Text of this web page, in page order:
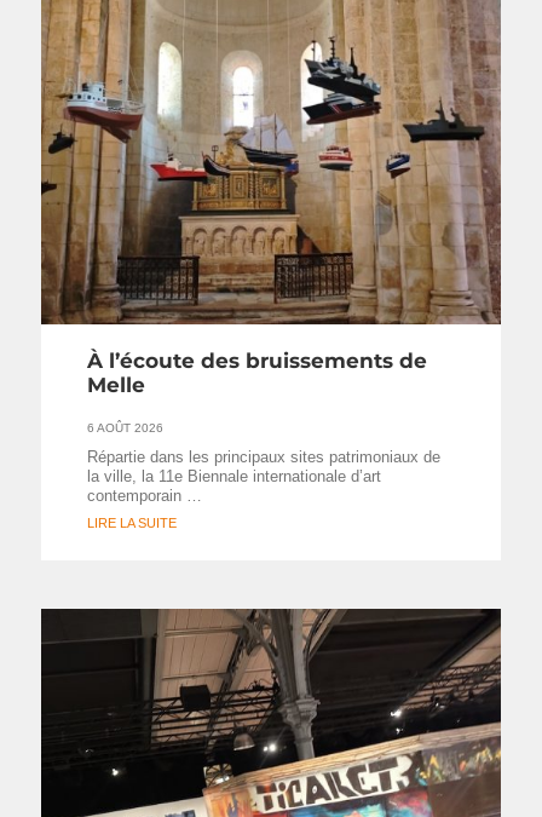
À l’écoute des bruissements de
Melle
6 AOÛT 2026
Répartie dans les principaux sites patrimoniaux de
la ville, la 11e Biennale internationale d’art
contemporain …
LIRE LA SUITE